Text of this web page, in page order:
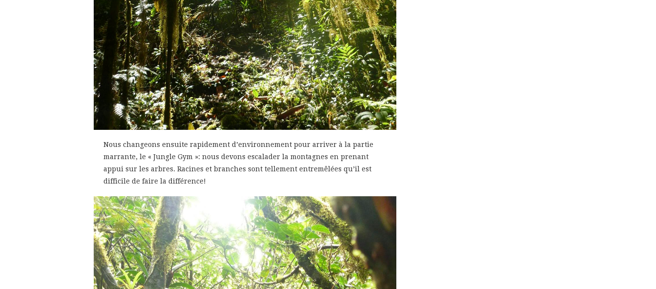
Nous changeons ensuite rapidement d’environnement pour arriver à la partie
marrante, le « Jungle Gym »: nous devons escalader la montagnes en prenant
appui sur les arbres. Racines et branches sont tellement entremêlées qu’il est
difficile de faire la différence!